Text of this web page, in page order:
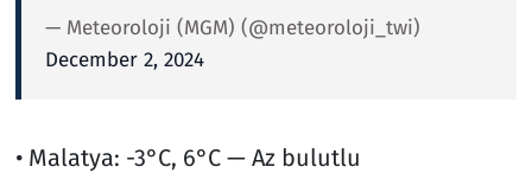
— Meteoroloji (MGM) (@meteoroloji_twi)
December 2, 2024
• Malatya: -3°C, 6°C — Az bulutlu